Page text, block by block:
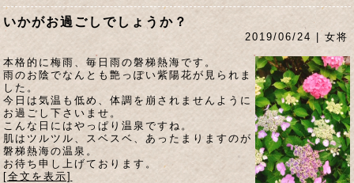
いかがお過ごしでしょうか？
2019/06/24 | 女将
本格的に梅雨、毎日雨の磐梯熱海です。
雨のお陰でなんとも艶っぽい紫陽花が見られま
した。
今日は気温も低め、体調を崩されませんように
お過ごし下さいませ。
こんな日にはやっぱり温泉ですね。
肌はツルツル、スベスベ、あったまりますのが
磐梯熱海の温泉。
お待ち申し上げております。
[全文を表示]